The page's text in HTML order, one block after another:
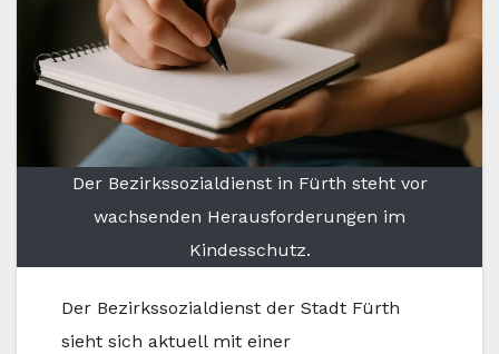
Der Bezirkssozialdienst in Fürth steht vor
wachsenden Herausforderungen im
Kindesschutz.
Der Bezirkssozialdienst der Stadt Fürth
sieht sich aktuell mit einer